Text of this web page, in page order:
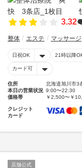
3.32
整体 エステ マッサージ
日祝OK 21時以降
カード可
住所
北海道旭川市3
本日の営業状況 9:00〜22:30
価格帯
￥2,500〜￥
クレジット
カード
店舗公式